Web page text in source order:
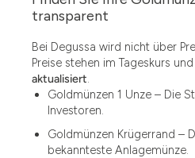
1.49
1.87
12.15
13.77
transparent
Bei Degussa wird nicht über
Preise stehen im Tageskurs
aktualisiert.
Goldmünzen 1 Unze – Die
Investoren.
Goldmünzen Krügerrand –
bekannteste Anlagemünze.